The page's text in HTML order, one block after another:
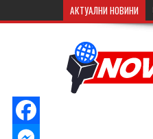
АКТУАЛНИ НОВИНИ